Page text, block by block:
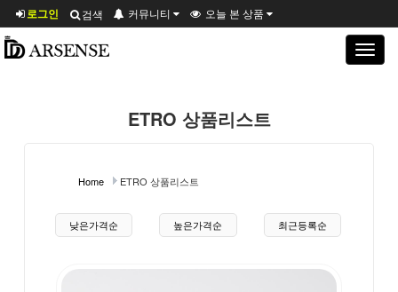
로그인 검색 커뮤니티 오늘 본 상품
Toggle
ETRO 상품리스트
Home ETRO 상품리스트
상품 정렬낮은가격순 높은가격순 최근등록순